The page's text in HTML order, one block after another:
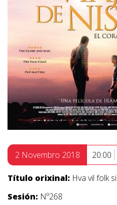
2 Novembro 2018 20:00
Título orixinal: Hva vil folk si
Sesión: Nº268